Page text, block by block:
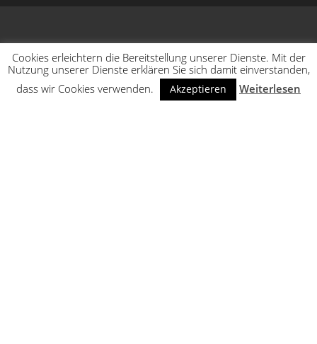
Cookies erleichtern die Bereitstellung unserer Dienste. Mit der
Nutzung unserer Dienste erklären Sie sich damit einverstanden,
dass wir Cookies verwenden.
Akzeptieren Weiterlesen